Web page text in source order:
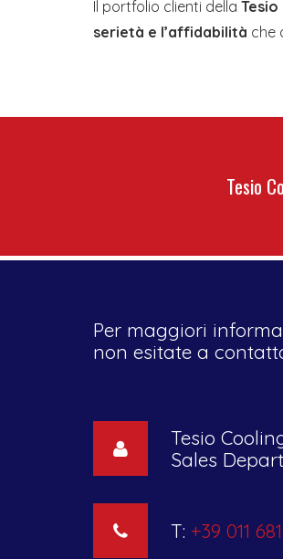
Il portfolio clienti della Tesio
serietà e l’affidabilità che
Tesio
Per maggiori
non esitate a
Tesio
Sales
T: +39 011